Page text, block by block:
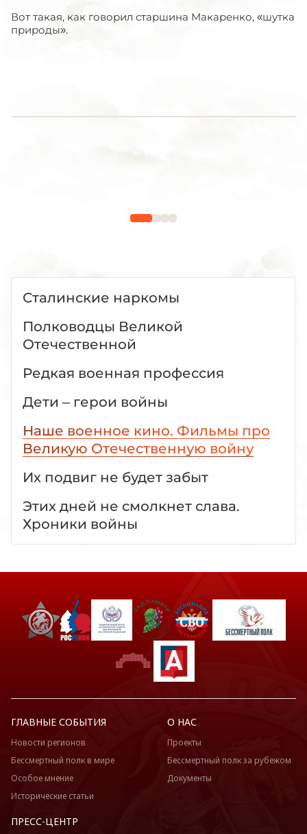
Вот такая, как говорил старшина Макаренко, «шутка
природы».
Сталинские наркомы
Полководцы Великой
Отечественной
Редкая военная профессия
Дети – герои войны
Наше военное кино. Фильмы про
Великую Отечественную войну
Их подвиг не будет забыт
Этих дней не смолкнет слава.
Хроники войны
ГЛАВНЫЕ СОБЫТИЯ
Новости регионов
Бессмертный полк в мире
Особое мнение
Исторические статьи
О НАС
Проекты
Бессмертный полк за рубежом
Документы
ПРЕСС-ЦЕНТР